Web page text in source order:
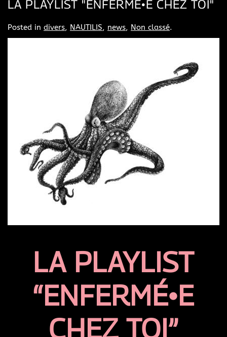
LA PLAYLIST "ENFERMÉ•E CHEZ TOI"
Posted in divers, NAUTILIS, news, Non classé.
LA PLAYLIST
“ENFERMÉ•E
CHEZ TOI”